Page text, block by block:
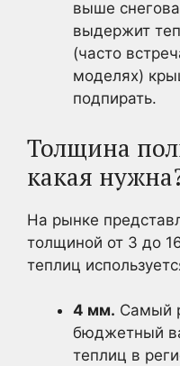
выше
выдержит
(часто
моделях)
подпирать.
Толщина
какая
На рынке
толщиной от 3 до
теплиц
4 мм. Самый
бюджетный
теплиц в